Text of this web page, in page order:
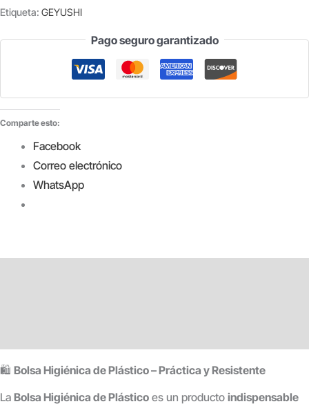
Etiqueta: GEYUSHI
Pago seguro garantizado
Comparte esto:
Facebook
Correo electrónico
WhatsApp
🛍️ Bolsa Higiénica de Plástico – Práctica y Resistente
La Bolsa Higiénica de Plástico es un producto indispensable